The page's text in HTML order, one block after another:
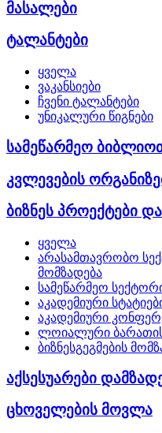
მასალები
ტალანტები
ყველა
ვაკანსიები
ჩვენი ტალანტები
უნიკალური წიგნები
სამეწარმეო
კვლევების
ბიზნეს პროექტები
ყველა
არასამთავრობო
მომზადება
სამეწარმეო
აკადემიური
აკადემიური
ლოიალური
ბიზნესგეგმების
აქსესუარები
ცხოველების მოვლა